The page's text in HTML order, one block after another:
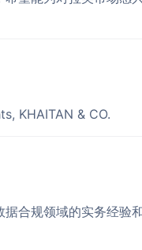
KHAITAN & CO.
合规领域的实务经验